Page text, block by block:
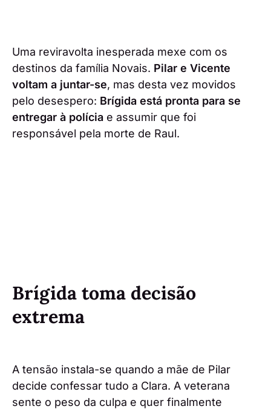
Uma reviravolta inesperada mexe com os
destinos da família Novais. Pilar e Vicente
voltam a juntar-se, mas desta vez movidos
pelo desespero: Brígida está pronta para se
entregar à polícia e assumir que foi
responsável pela morte de Raul.
Brígida toma decisão
extrema
A tensão instala-se quando a mãe de Pilar
decide confessar tudo a Clara. A veterana
sente o peso da culpa e quer finalmente